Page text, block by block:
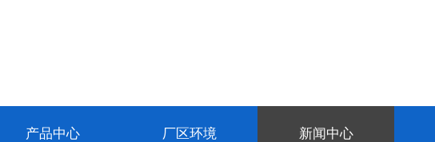
产品中心 厂区环境 新闻中心